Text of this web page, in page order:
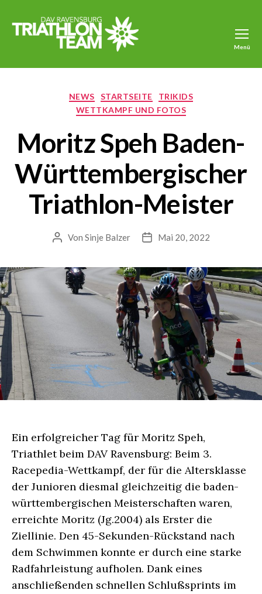
DAV
Menü
Kategorien
NEWS STARTSEITE
TRIKIDS
WETTKAMPF UND FOTOS
Moritz Speh Baden-
Württembergischer
Triathlon-Meister
Beitragsautor
Von Sinje Balzer Veröffentlichungsdatum
Mai 20, 2022
Ein erfolgreicher Tag für Moritz Speh,
Triathlet beim DAV Ravensburg: Beim 3.
Racepedia-Wettkampf, der für die Altersklasse
der Junioren diesmal gleichzeitig die baden-
württembergischen Meisterschaften waren,
erreichte Moritz (Jg.2004) als Erster die
Ziellinie. Den 45-Sekunden-Rückstand nach
dem Schwimmen konnte er durch eine starke
Radfahrleistung aufholen. Dank eines
anschließenden schnellen Schlußsprints im